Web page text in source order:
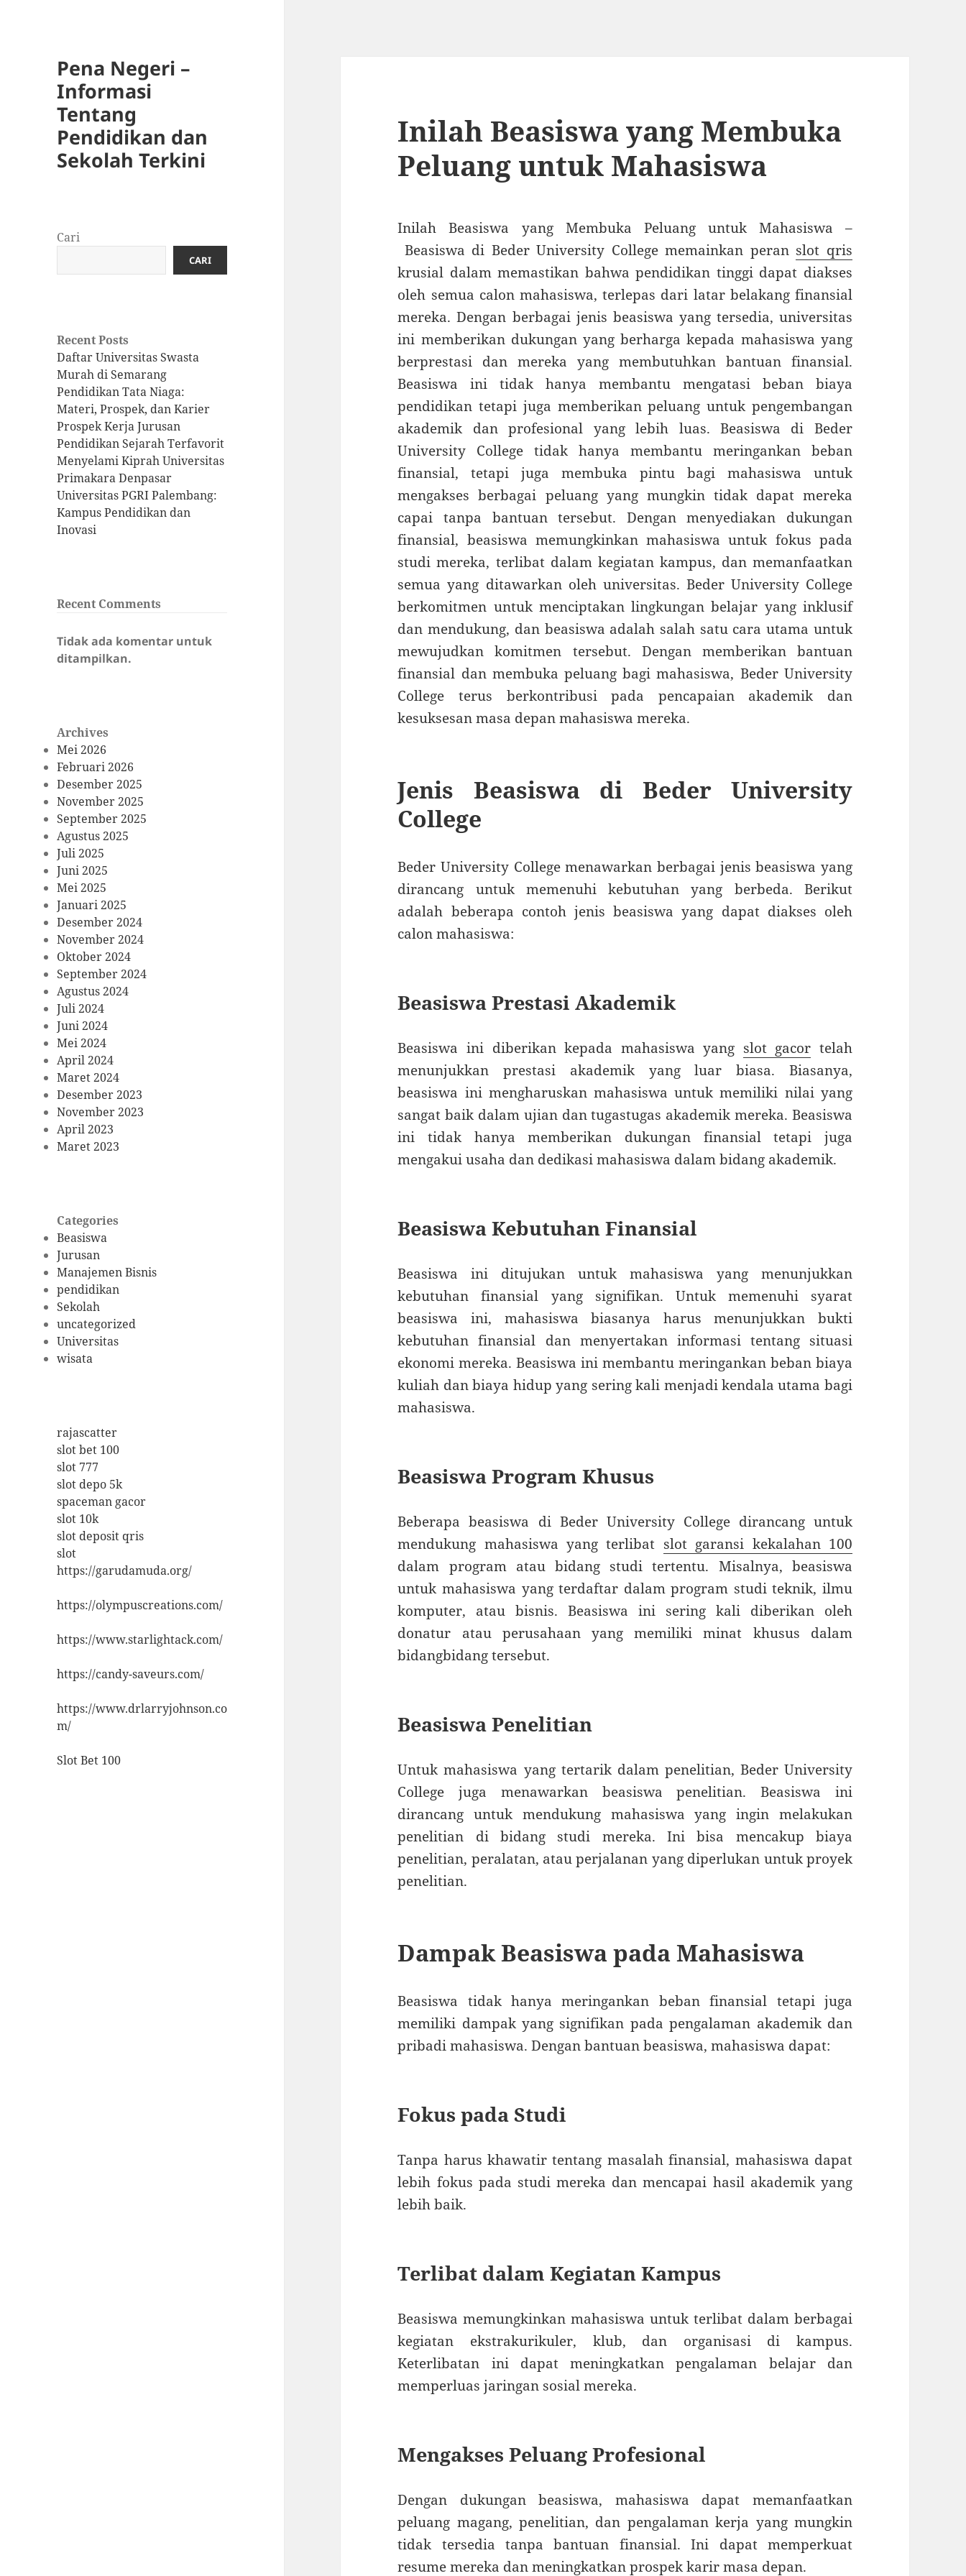
Pena Negeri –
Informasi
Tentang
Pendidikan dan
Sekolah Terkini
Cari
CARI
Recent Posts
Daftar Universitas Swasta
Murah di Semarang
Pendidikan Tata Niaga:
Materi, Prospek, dan Karier
Prospek Kerja Jurusan
Pendidikan Sejarah Terfavorit
Menyelami Kiprah Universitas
Primakara Denpasar
Universitas PGRI Palembang:
Kampus Pendidikan dan
Inovasi
Recent Comments
Tidak ada komentar untuk
ditampilkan.
Archives
Mei 2026
Februari 2026
Desember 2025
November 2025
September 2025
Agustus 2025
Juli 2025
Juni 2025
Mei 2025
Januari 2025
Desember 2024
November 2024
Oktober 2024
September 2024
Agustus 2024
Juli 2024
Juni 2024
Mei 2024
April 2024
Maret 2024
Desember 2023
November 2023
April 2023
Maret 2023
Categories
Beasiswa
Jurusan
Manajemen Bisnis
pendidikan
Sekolah
uncategorized
Universitas
wisata
rajascatter
slot bet 100
slot 777
slot depo 5k
spaceman gacor
slot 10k
slot deposit qris
slot
https://garudamuda.org/
https://olympuscreations.com/
https://www.starlightack.com/
https://candy-saveurs.com/
https://www.drlarryjohnson.co
m/
Slot Bet 100
Inilah Beasiswa yang Membuka
Peluang untuk Mahasiswa
Inilah Beasiswa yang Membuka Peluang untuk Mahasiswa –
Beasiswa di Beder University College memainkan peran slot qris
krusial dalam memastikan bahwa pendidikan tinggi dapat diakses
oleh semua calon mahasiswa, terlepas dari latar belakang finansial
mereka. Dengan berbagai jenis beasiswa yang tersedia, universitas
ini memberikan dukungan yang berharga kepada mahasiswa yang
berprestasi dan mereka yang membutuhkan bantuan finansial.
Beasiswa ini tidak hanya membantu mengatasi beban biaya
pendidikan tetapi juga memberikan peluang untuk pengembangan
akademik dan profesional yang lebih luas. Beasiswa di Beder
University College tidak hanya membantu meringankan beban
finansial, tetapi juga membuka pintu bagi mahasiswa untuk
mengakses berbagai peluang yang mungkin tidak dapat mereka
capai tanpa bantuan tersebut. Dengan menyediakan dukungan
finansial, beasiswa memungkinkan mahasiswa untuk fokus pada
studi mereka, terlibat dalam kegiatan kampus, dan memanfaatkan
semua yang ditawarkan oleh universitas. Beder University College
berkomitmen untuk menciptakan lingkungan belajar yang inklusif
dan mendukung, dan beasiswa adalah salah satu cara utama untuk
mewujudkan komitmen tersebut. Dengan memberikan bantuan
finansial dan membuka peluang bagi mahasiswa, Beder University
College terus berkontribusi pada pencapaian akademik dan
kesuksesan masa depan mahasiswa mereka.
Jenis Beasiswa di Beder University
College
Beder University College menawarkan berbagai jenis beasiswa yang
dirancang untuk memenuhi kebutuhan yang berbeda. Berikut
adalah beberapa contoh jenis beasiswa yang dapat diakses oleh
calon mahasiswa:
Beasiswa Prestasi Akademik
Beasiswa ini diberikan kepada mahasiswa yang slot gacor telah
menunjukkan prestasi akademik yang luar biasa. Biasanya,
beasiswa ini mengharuskan mahasiswa untuk memiliki nilai yang
sangat baik dalam ujian dan tugastugas akademik mereka. Beasiswa
ini tidak hanya memberikan dukungan finansial tetapi juga
mengakui usaha dan dedikasi mahasiswa dalam bidang akademik.
Beasiswa Kebutuhan Finansial
Beasiswa ini ditujukan untuk mahasiswa yang menunjukkan
kebutuhan finansial yang signifikan. Untuk memenuhi syarat
beasiswa ini, mahasiswa biasanya harus menunjukkan bukti
kebutuhan finansial dan menyertakan informasi tentang situasi
ekonomi mereka. Beasiswa ini membantu meringankan beban biaya
kuliah dan biaya hidup yang sering kali menjadi kendala utama bagi
mahasiswa.
Beasiswa Program Khusus
Beberapa beasiswa di Beder University College dirancang untuk
mendukung mahasiswa yang terlibat slot garansi kekalahan 100
dalam program atau bidang studi tertentu. Misalnya, beasiswa
untuk mahasiswa yang terdaftar dalam program studi teknik, ilmu
komputer, atau bisnis. Beasiswa ini sering kali diberikan oleh
donatur atau perusahaan yang memiliki minat khusus dalam
bidangbidang tersebut.
Beasiswa Penelitian
Untuk mahasiswa yang tertarik dalam penelitian, Beder University
College juga menawarkan beasiswa penelitian. Beasiswa ini
dirancang untuk mendukung mahasiswa yang ingin melakukan
penelitian di bidang studi mereka. Ini bisa mencakup biaya
penelitian, peralatan, atau perjalanan yang diperlukan untuk proyek
penelitian.
Dampak Beasiswa pada Mahasiswa
Beasiswa tidak hanya meringankan beban finansial tetapi juga
memiliki dampak yang signifikan pada pengalaman akademik dan
pribadi mahasiswa. Dengan bantuan beasiswa, mahasiswa dapat:
Fokus pada Studi
Tanpa harus khawatir tentang masalah finansial, mahasiswa dapat
lebih fokus pada studi mereka dan mencapai hasil akademik yang
lebih baik.
Terlibat dalam Kegiatan Kampus
Beasiswa memungkinkan mahasiswa untuk terlibat dalam berbagai
kegiatan ekstrakurikuler, klub, dan organisasi di kampus.
Keterlibatan ini dapat meningkatkan pengalaman belajar dan
memperluas jaringan sosial mereka.
Mengakses Peluang Profesional
Dengan dukungan beasiswa, mahasiswa dapat memanfaatkan
peluang magang, penelitian, dan pengalaman kerja yang mungkin
tidak tersedia tanpa bantuan finansial. Ini dapat memperkuat
resume mereka dan meningkatkan prospek karir masa depan.